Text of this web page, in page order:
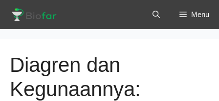
isi
Menu
Diagren dan
Kegunaannya: